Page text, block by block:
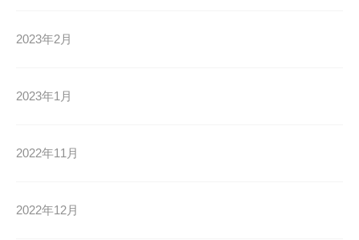
2023年2月
2023年1月
2022年11月
2022年12月